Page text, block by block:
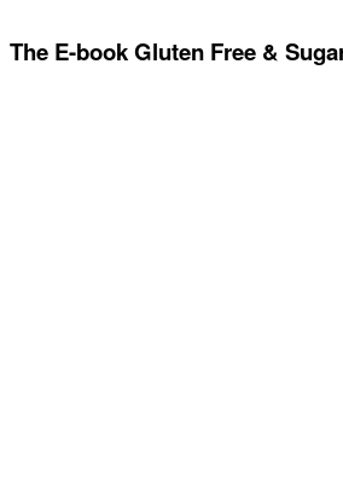
The E-book Gluten Free &